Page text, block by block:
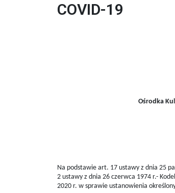
COVID-19
Ośrodka
Na podstawie art. 17 ustawy z dnia 25
2 ustawy z dnia 26 czerwca 1974 r.-
2020 r. w sprawie ustanowienia